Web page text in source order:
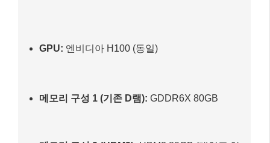
GPU: 엔비디아 H100 (동일)
메모리 구성 1 (기존 D램): GDDR6X 80GB